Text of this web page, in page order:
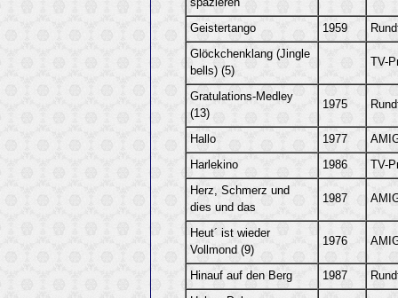
spazieren
Geistertango 1959
Glöckchenklang (Jingle
bells) (5)
TV-
Gratulations-Medley
(13)
1975
Hallo 1977
Harlekino 1986 TV-
Herz, Schmerz und
dies und das
1987
Heut´ ist wieder
Vollmond (9)
1976
Hinauf auf den Berg 1987